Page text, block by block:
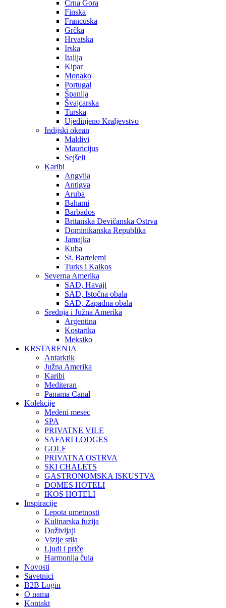
Crna Gora
Finska
Francuska
Grčka
Hrvatska
Irska
Italija
Kipar
Monako
Portugal
Španija
Švajcarska
Turska
Ujedinjeno Kraljevstvo
Indijski okean
Maldivi
Mauricijus
Sejšeli
Karibi
Angvila
Antigva
Aruba
Bahami
Barbados
Britanska Devičanska Ostrva
Dominikanska Republika
Jamajka
Kuba
St. Bartelemi
Turks i Kaikos
Severna Amerika
SAD, Havaji
SAD, Istočna obala
SAD, Zapadna obala
Srednja i Južna Amerika
Argentina
Kostarika
Meksiko
KRSTARENJA
Antarktik
Južna Amerika
Karibi
Mediteran
Panama Canal
Kolekcije
Medeni mesec
SPA
PRIVATNE VILE
SAFARI LODGES
GOLF
PRIVATNA OSTRVA
SKI CHALETS
GASTRONOMSKA ISKUSTVA
DOMES HOTELI
IKOS HOTELI
Inspiracije
Lepota umetnosti
Kulinarska fuzija
Doživljaji
Vizije stila
Ljudi i priče
Harmonija čula
Novosti
Savetnici
B2B Login
O nama
Kontakt